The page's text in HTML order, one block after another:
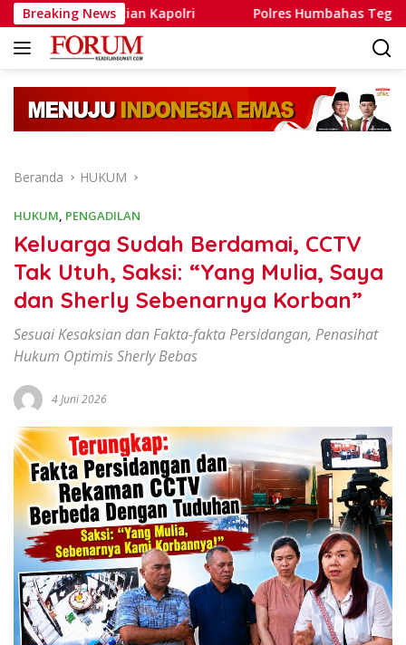
Langsung
ke
konten
Breaking News
Kapolri Polres Humbahas Tegaskan Penanganan
Beranda HUKUM
HUKUM, PENGADILAN
Keluarga Sudah Berdamai, CCTV
Tak Utuh, Saksi: “Yang Mulia, Saya
dan Sherly Sebenarnya Korban”
Sesuai Kesaksian dan Fakta-fakta Persidangan, Penasihat
Hukum Optimis Sherly Bebas
4 Juni 2026